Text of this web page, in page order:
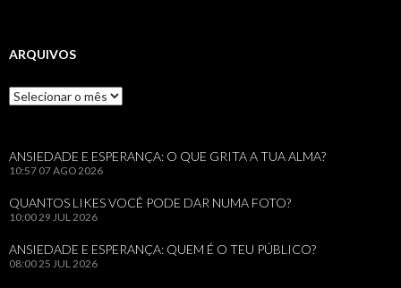
ARQUIVOS
Arquivos
ANSIEDADE E ESPERANÇA: O QUE GRITA A TUA ALMA?
10:57 07 AGO 2026
QUANTOS LIKES VOCÊ PODE DAR NUMA FOTO?
10:0029 JUL 2026
ANSIEDADE E ESPERANÇA: QUEM É O TEU PÚBLICO?
08:0025 JUL 2026